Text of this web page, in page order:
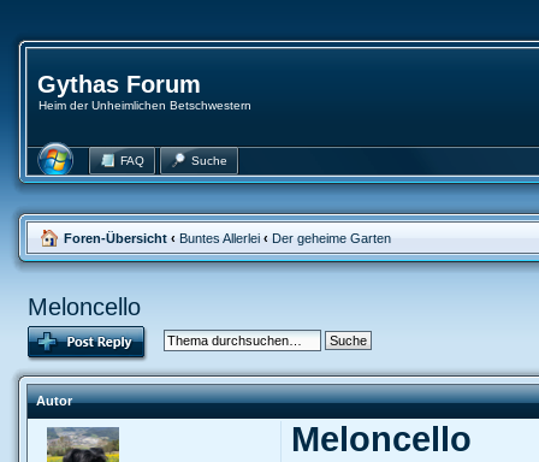
Gythas Forum
Heim der Unheimlichen Betschwestern
FAQ Suche
Foren-Übersicht ‹ Buntes Allerlei ‹ Der geheime Garten
Meloncello
Autor
Meloncello